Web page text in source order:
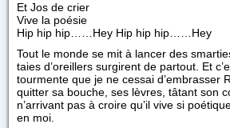
Et Jos de crier
Vive la poésie
Hip hip hip……Hey Hip hip hip……Hey
Tout le monde se mit à lancer des
taies d’oreillers surgirent de partout. Et
tourmente que je ne cessai d’embrasser
quitter sa bouche, ses lèvres, tâtant son
n’arrivant pas à croire qu’il vive si
en moi.